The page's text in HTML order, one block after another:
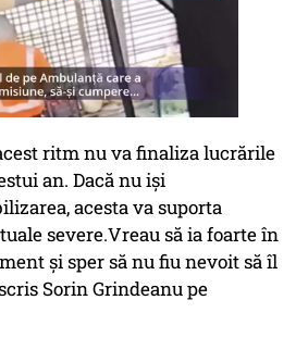
ritm nu va finaliza lucrările
an. Dacă nu iși
acesta va suporta
severe.Vreau să ia foarte în
și sper să nu fiu nevoit să îl
Sorin Grindeanu pe